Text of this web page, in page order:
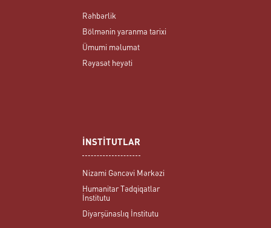
Rəhbərlik
Bölmənin yaranma tarixi
Ümumi məlumat
Rəyasət heyəti
İNSTİTUTLAR
Nizami Gəncəvi Mərkəzi
Humanitar Tədqiqatlar
İnstitutu
Diyarşünaslıq İnstitutu